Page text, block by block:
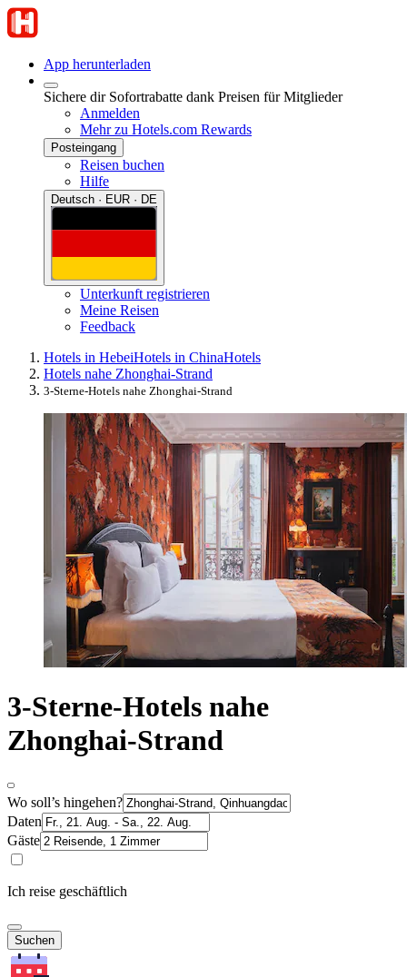
App herunterladen
Sichere dir Sofortrabatte dank Preisen für Mitglieder
Anmelden
Mehr zu Hotels.com Rewards
Posteingang
Reisen buchen
Hilfe
Deutsch · EUR · DE
Unterkunft registrieren
Meine Reisen
Feedback
Hotels in HebeiHotels in ChinaHotels
Hotels nahe Zhonghai-Strand
3-Sterne-Hotels nahe Zhonghai-Strand
3-Sterne-Hotels nahe
Zhonghai-Strand
Wo soll’s hingehen?
Daten
Gäste
Ich reise geschäftlich
Suchen